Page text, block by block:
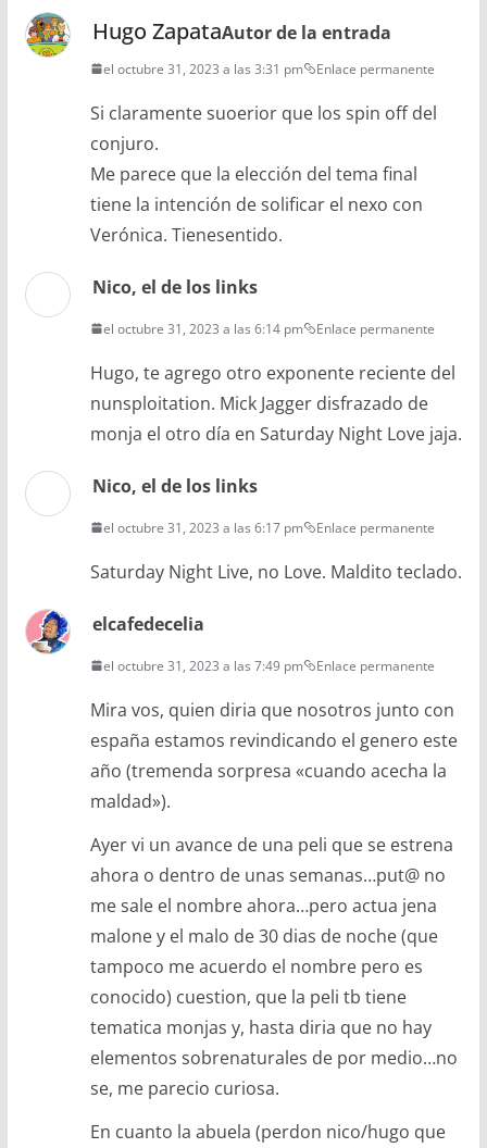
Hugo ZapataAutor de la entrada
el octubre 31, 2023 a las 3:31 pm Enlace permanente
Si claramente suoerior que los spin off del
conjuro.
Me parece que la elección del tema final
tiene la intención de solificar el nexo con
Verónica. Tienesentido.
Nico, el de los links
el octubre 31, 2023 a las 6:14 pm Enlace permanente
Hugo, te agrego otro exponente reciente del
nunsploitation. Mick Jagger disfrazado de
monja el otro día en Saturday Night Love jaja.
Nico, el de los links
el octubre 31, 2023 a las 6:17 pm Enlace permanente
Saturday Night Live, no Love. Maldito teclado.
elcafedecelia
el octubre 31, 2023 a las 7:49 pm Enlace permanente
Mira vos, quien diria que nosotros junto con
españa estamos revindicando el genero este
año (tremenda sorpresa «cuando acecha la
maldad»).
Ayer vi un avance de una peli que se estrena
ahora o dentro de unas semanas…put@ no
me sale el nombre ahora…pero actua jena
malone y el malo de 30 dias de noche (que
tampoco me acuerdo el nombre pero es
conocido) cuestion, que la peli tb tiene
tematica monjas y, hasta diria que no hay
elementos sobrenaturales de por medio…no
se, me parecio curiosa.
En cuanto la abuela (perdon nico/hugo que